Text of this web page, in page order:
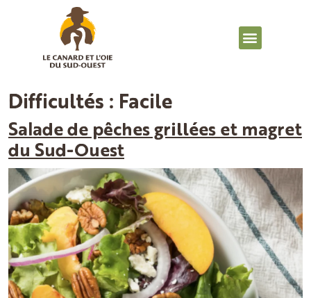
Difficultés : Facile
Salade de pêches grillées et magret
du Sud-Ouest